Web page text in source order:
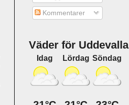
Kommentarer
Väder för Uddevalla
Idag Lördag Söndag